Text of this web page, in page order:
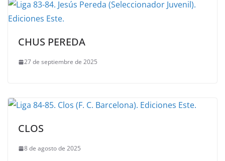
CHUS PEREDA
27 de septiembre de 2025
CLOS
8 de agosto de 2025